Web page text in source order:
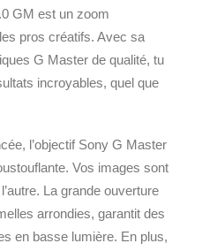
GM est un zoom
pros créatifs. Avec sa
G Master de qualité, tu
incroyables, quel que
l’objectif Sony G Master
Vos images sont
La grande ouverture
arrondies, garantit des
en basse lumière. En plus,